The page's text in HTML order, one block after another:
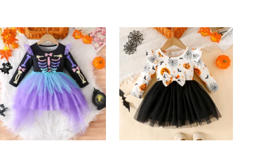
Ajouter
à la
liste de
souhaits
Ajouter
à la
liste de
souhaits